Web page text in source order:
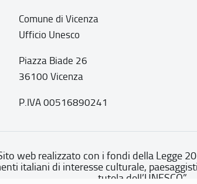
Comune di Vicenza
Ufficio Unesco
Piazza Biade 26
36100 Vicenza
P.IVA 00516890241
web realizzato con i fondi della Legge
italiani di interesse culturale,
tutela dell’UNESCO”